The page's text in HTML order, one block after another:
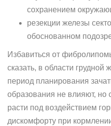
сохранением
резекции железы
обоснованном
Избавиться от
сказать, в области грудной
период планирования
образования не влияют, но
расти под воздействием
дискомфорту при